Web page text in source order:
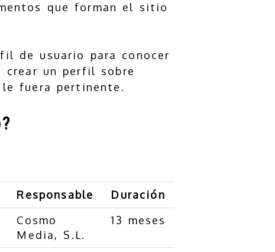
que forman el sitio
de usuario para conocer
crear un perfil sobre
fuera pertinente.
Responsable
Duración
Cosmo
Media, S.L.
13 meses